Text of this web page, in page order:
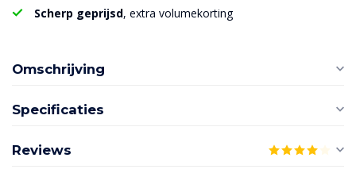
Scherp geprijsd, extra volumekorting
Omschrijving
Specificaties
Reviews